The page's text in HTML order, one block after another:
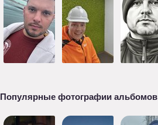
Популярные фотографии альбомов